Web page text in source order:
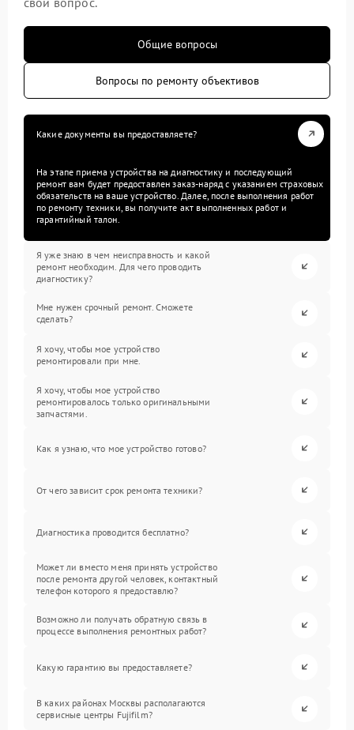
Общие вопросы
Вопросы по ремонту объективов
Какие документы вы предоставляете?
На этапе приема устройства на диагностику и последующий
ремонт вам будет предоставлен заказ-наряд с указанием страховых
обязательств на ваше устройство. Далее, после выполнения работ
по ремонту техники, вы получите акт выполненных работ и
гарантийный талон.
Я уже знаю в чем неисправность и какой
ремонт необходим. Для чего проводить
диагностику?
Мне нужен срочный ремонт. Сможете
сделать?
Я хочу, чтобы мое устройство
ремонтировали при мне.
Я хочу, чтобы мое устройство
ремонтировалось только оригинальными
запчастями.
Как я узнаю, что мое устройство готово?
От чего зависит срок ремонта техники?
Диагностика проводится бесплатно?
Может ли вместо меня принять устройство
после ремонта другой человек, контактный
телефон которого я предоставлю?
Возможно ли получать обратную связь в
процессе выполнения ремонтных работ?
Какую гарантию вы предоставляете?
В каких районах Москвы располагаются
сервисные центры Fujifilm?